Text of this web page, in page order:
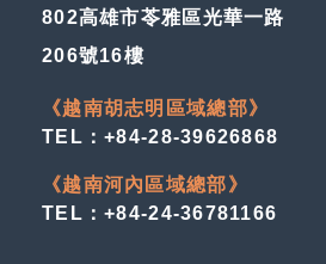
802高雄市苓雅區光華一路
206號16樓
《越南胡志明區域總部》
TEL：+84-28-39626868
《越南河內區域總部》
TEL：+84-24-36781166